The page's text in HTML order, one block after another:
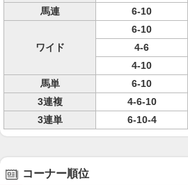
馬連
6-10
ワイド
6-10
4-6
4-10
馬単
6-10
3連複
4-6-10
3連単
6-10-4
コーナー順位